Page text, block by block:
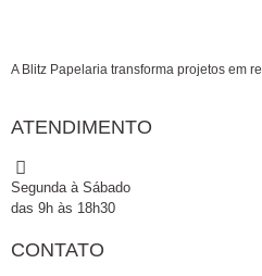
A Blitz Papelaria transforma projetos em
ATENDIMENTO
Segunda à Sábado
das 9h às 18h30
CONTATO